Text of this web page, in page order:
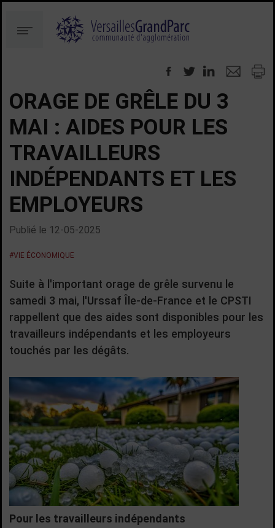
au
contenu
à
Menu
ORAGE DE GRÊLE DU 3
MAI : AIDES POUR LES
TRAVAILLEURS
INDÉPENDANTS ET LES
EMPLOYEURS
Publié le 12-05-2025
#VIE ÉCONOMIQUE
Suite à l'important orage de grêle survenu le
samedi 3 mai, l'Urssaf Île-de-France et le CPSTI
rappellent que des aides sont disponibles pour les
travailleurs indépendants et les employeurs
touchés par les dégâts.
Pour les travailleurs indépendants